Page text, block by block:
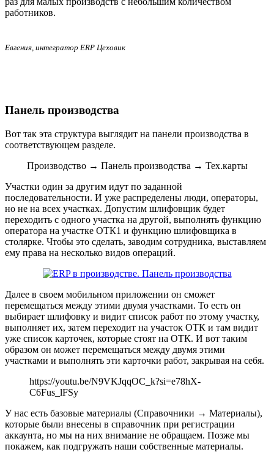
работников.
Евгения, интегратор ERP Цеховик
Панель производства
Вот так эта структура выглядит на панели производства в
соответствующем разделе.
Производство → Панель производства → Тех.карты
Участки один за другим идут по заданной
последовательности. И уже распределены люди, операторы,
но не на всех участках. Допустим шлифовщик будет
переходить с одного участка на другой, выполнять функцию
оператора на участке ОТК1 и функцию шлифовщика в
столярке. Чтобы это сделать, заводим сотрудника, выставляем
ему права на несколько видов операций.
Далее в своем мобильном приложении он сможет
перемещаться между этими двумя участками. То есть он
выбирает шлифовку и видит список работ по этому участку,
выполняет их, затем переходит на участок ОТК и там видит
уже список карточек, которые стоят на ОТК. И вот таким
образом он может перемещаться между двумя этими
участками и выполнять эти карточки работ, закрывая на себя.
https://youtu.be/N9VKJqqOC_k?si=e78hX-
C6Fus_lFSy
У нас есть базовые материалы (Справочники → Материалы),
которые были внесены в справочник при регистрации
аккаунта, но мы на них внимание не обращаем. Позже мы
покажем, как подгружать наши собственные материалы.